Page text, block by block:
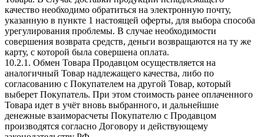
качество необходимо обратиться на электронную почту,
указанную в пункте 1 настоящей оферты, для выбора способа
урегулирования проблемы. В случае необходимости
совершения возврата средств, деньги возвращаются на ту же
карту, с которой была совершена оплата.
10.2.1. Обмен Товара Продавцом осуществляется на
аналогичный Товар надлежащего качества, либо по
согласованию с Покупателем на другой Товар, который
выберет Покупатель. При этом стоимость ранее оплаченного
Товара идет в учёт вновь выбранного, и дальнейшие
денежные взаиморасчеты Покупателю с Продавцом
производятся согласно Договору и действующему